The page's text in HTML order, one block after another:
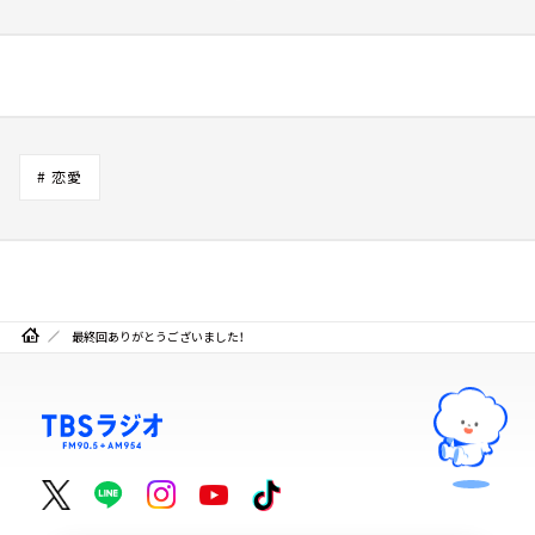
# 恋愛
最終回ありがとうございました！